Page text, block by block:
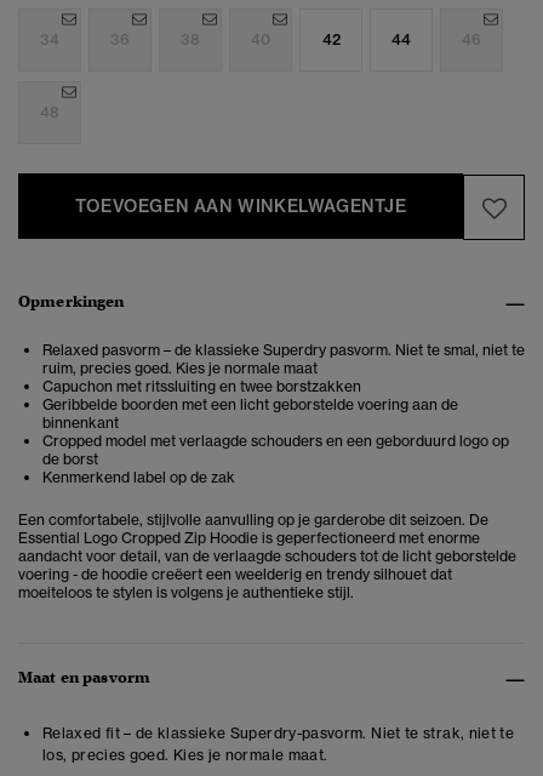
34 36 38 40 42 44 46
48
TOEVOEGEN AAN WINKELWAGENTJE
Opmerkingen
Relaxed pasvorm – de klassieke Superdry pasvorm. Niet te smal, niet te
ruim, precies goed. Kies je normale maat
Capuchon met ritssluiting en twee borstzakken
Geribbelde boorden met een licht geborstelde voering aan de
binnenkant
Cropped model met verlaagde schouders en een geborduurd logo op
de borst
Kenmerkend label op de zak
Een comfortabele, stijlvolle aanvulling op je garderobe dit seizoen. De
Essential Logo Cropped Zip Hoodie is geperfectioneerd met enorme
aandacht voor detail, van de verlaagde schouders tot de licht geborstelde
voering - de hoodie creëert een weelderig en trendy silhouet dat
moeiteloos te stylen is volgens je authentieke stijl.
Maat en pasvorm
Relaxed fit – de klassieke Superdry-pasvorm. Niet te strak, niet te
los, precies goed. Kies je normale maat.